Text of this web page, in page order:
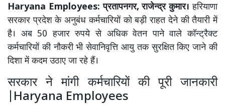
Haryana Employees: प्रतापनगर, राजेन्द्र कुमार।हरियाणा
सरकार प्रदेश के अनुबंध कर्मचारियों को बड़ी राहत देने की तैयारी में
है। अब 50 हजार रुपये से अधिक वेतन पाने वाले कॉन्ट्रैक्ट
कर्मचारियों की नौकरी भी सेवानिवृत्ति आयु तक सुरक्षित किए जाने की
दिशा में कदम उठाए जा रहे हैं।
सरकार ने मांगी कर्मचारियों की पूरी जानकारी
|Haryana Employees